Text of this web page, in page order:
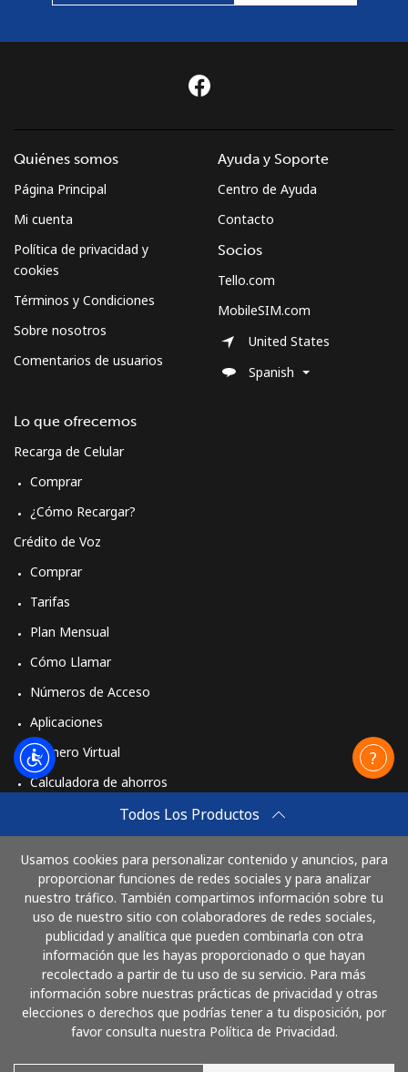
Todos Los Productos
Usamos cookies para personalizar contenido y anuncios, para
proporcionar funciones de redes sociales y para analizar
nuestro tráfico. También compartimos información sobre tu
uso de nuestro sitio con colaboradores de redes sociales,
publicidad y analítica que pueden combinarla con otra
información que les hayas proporcionado o que hayan
recolectado a partir de tu uso de su servicio. Para más
información sobre nuestras prácticas de privacidad y otras
elecciones o derechos que podrías tener a tu disposición, por
favor consulta nuestra Política de Privacidad.
Quiénes somos
Página Principal
Mi cuenta
Política de privacidad y
cookies
Términos y Condiciones
Sobre nosotros
Comentarios de usuarios
Lo que ofrecemos
Recarga de Celular
Comprar
¿Cómo Recargar?
Crédito de Voz
Comprar
Tarifas
Plan Mensual
Cómo Llamar
Números de Acceso
Aplicaciones
Número Virtual
Calculadora de ahorros
Comprar
Cómo funciona
Ayuda y Soporte
Centro de Ayuda
Contacto
Socios
Tello.com
MobileSIM.com
United States
Spanish
Paga con